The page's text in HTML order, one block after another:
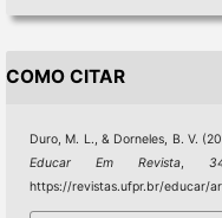
COMO CITAR
Duro, M. L., & Dorneles, B. V.
Educar Em Revista,
https://revistas.ufpr.br/educar/